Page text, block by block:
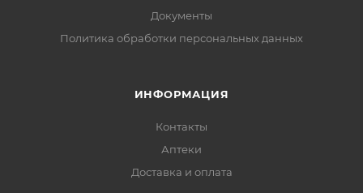
Документы
Политика обработки персональных данных
ИНФОРМАЦИЯ
Контакты
Аптеки
Доставка и оплата